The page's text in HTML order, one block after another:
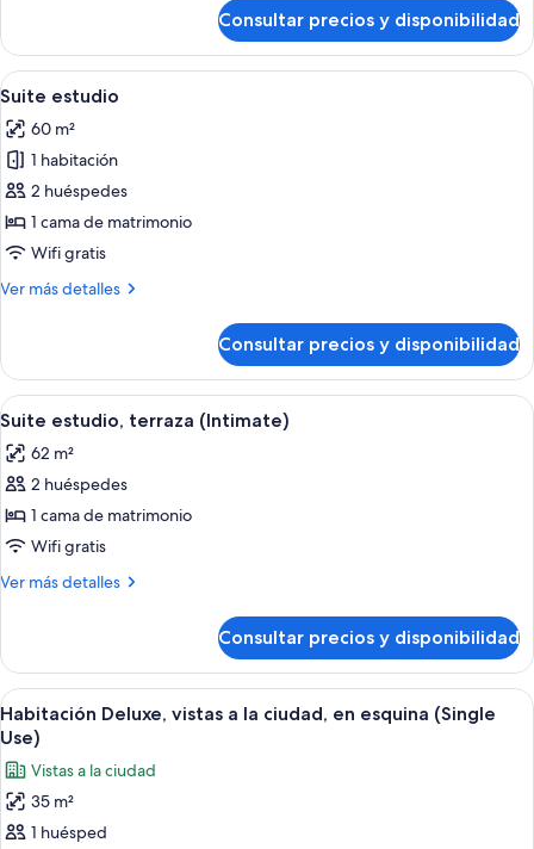
superior
(Comfort)
Consultar precios y disponibilidad
Abrir
todas
las
fotos
de
Suite
estudio
Ropa de cama de alta calidad,
15
Suite estudio
60 m²
1 habitación
2 huéspedes
1 cama de matrimonio
Wifi gratis
Ver más detalles
Más
estudio
Consultar precios y disponibilidad
Abrir
todas
las
fotos
de
Suite
estudio,
Ropa de cama de alta calidad,
15
Suite estudio, terraza (Intimate)
62 m²
2 huéspedes
1 cama de matrimonio
Wifi gratis
Ver más detalles
Más
estudio,
terraza
(Intimate)
Consultar precios y disponibilidad
Abrir
todas
las
fotos
de
Habitación
Habitación de hotel ordenada con
13
Habitación Deluxe, vistas a la ciudad, en esquina (Single
Use)
Vistas a la ciudad
35 m²
1 huésped